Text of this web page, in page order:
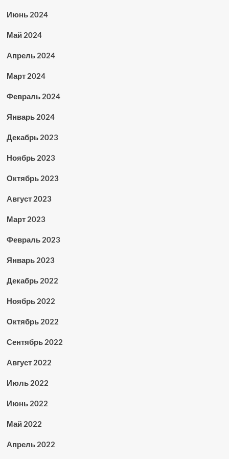
Июнь 2024
Май 2024
Апрель 2024
Март 2024
Февраль 2024
Январь 2024
Декабрь 2023
Ноябрь 2023
Октябрь 2023
Август 2023
Март 2023
Февраль 2023
Январь 2023
Декабрь 2022
Ноябрь 2022
Октябрь 2022
Сентябрь 2022
Август 2022
Июль 2022
Июнь 2022
Май 2022
Апрель 2022